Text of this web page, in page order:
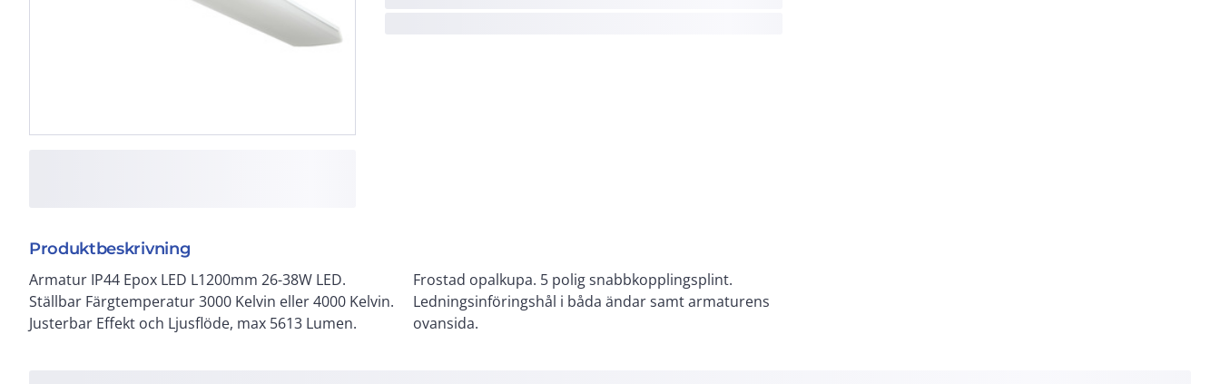
Produktbeskrivning
Armatur IP44 Epox LED L1200mm 26-38W LED.
Ställbar Färgtemperatur 3000 Kelvin eller 4000 Kelvin.
Justerbar Effekt och Ljusflöde, max 5613 Lumen.
Frostad opalkupa. 5 polig snabbkopplingsplint.
Ledningsinföringshål i båda ändar samt armaturens
ovansida.